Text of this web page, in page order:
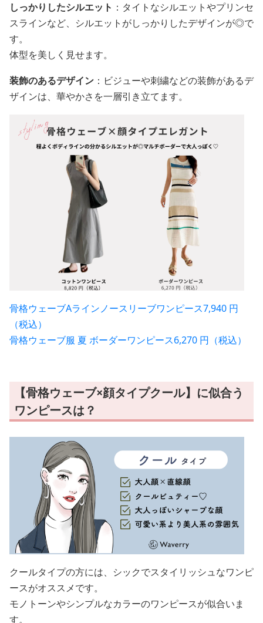
しっかりしたシルエット ：タイトなシルエットやプリンセ
スラインなど、シルエットがしっかりしたデザインが◎で
す。
体型を美しく見せます。
装飾のあるデザイン ：ビジューや刺繍などの装飾があるデ
ザインは、華やかさを一層引き立てます。
骨格ウェーブAラインノースリーブワンピース7,940 円
（税込）
骨格ウェーブ服 夏 ボーダーワンピース6,270 円（税込）
【骨格ウェーブ×顔タイプクール】に似合う
ワンピースは？
クールタイプの方には、シックでスタイリッシュなワンピ
ースがオススメです。
モノトーンやシンプルなカラーのワンピースが似合いま
す。